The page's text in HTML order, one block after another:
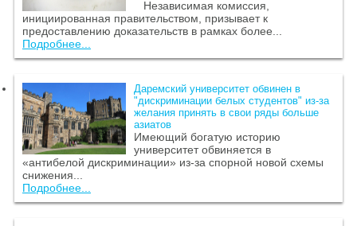
Независимая комиссия,
инициированная правительством, призывает к
предоставлению доказательств в рамках более...
Подробнее...
Даремский университет обвинен в
"дискриминации белых студентов" из-за
желания принять в свои ряды больше
азиатов
Имеющий богатую историю
университет обвиняется в
«антибелой дискриминации» из-за спорной новой схемы
снижения...
Подробнее...